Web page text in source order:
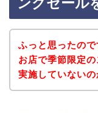
ふっと思ったの
お店で季節限定
実施していないの